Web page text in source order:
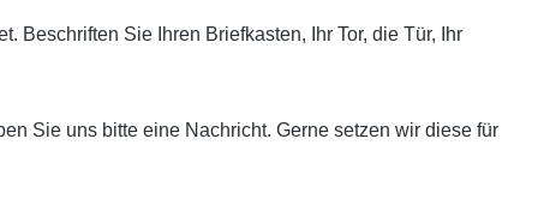
Beschriften Sie Ihren Briefkasten, Ihr Tor, die Tür, Ihr
Sie uns bitte eine Nachricht. Gerne setzen wir diese für